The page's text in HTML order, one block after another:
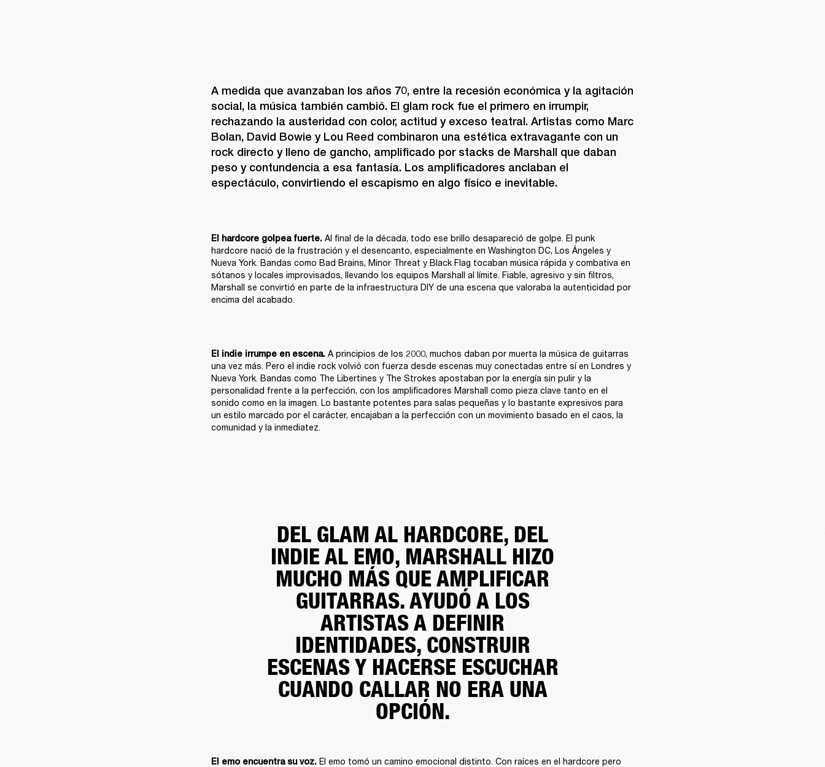
A medida que avanzaban los años 70, entre la recesión económica y la agitación
social, la música también cambió. El glam rock fue el primero en irrumpir,
rechazando la austeridad con color, actitud y exceso teatral. Artistas como Marc
Bolan, David Bowie y Lou Reed combinaron una estética extravagante con un
rock directo y lleno de gancho, amplificado por stacks de Marshall que daban
peso y contundencia a esa fantasía. Los amplificadores anclaban el
espectáculo, convirtiendo el escapismo en algo físico e inevitable.
El hardcore golpea fuerte. Al final de la década, todo ese brillo desapareció de golpe. El punk
hardcore nació de la frustración y el desencanto, especialmente en Washington DC, Los Ángeles y
Nueva York. Bandas como Bad Brains, Minor Threat y Black Flag tocaban música rápida y combativa en
sótanos y locales improvisados, llevando los equipos Marshall al límite. Fiable, agresivo y sin filtros,
Marshall se convirtió en parte de la infraestructura DIY de una escena que valoraba la autenticidad por
encima del acabado.
El indie irrumpe en escena. A principios de los 2000, muchos daban por muerta la música de guitarras
una vez más. Pero el indie rock volvió con fuerza desde escenas muy conectadas entre sí en Londres y
Nueva York. Bandas como The Libertines y The Strokes apostaban por la energía sin pulir y la
personalidad frente a la perfección, con los amplificadores Marshall como pieza clave tanto en el
sonido como en la imagen. Lo bastante potentes para salas pequeñas y lo bastante expresivos para
un estilo marcado por el carácter, encajaban a la perfección con un movimiento basado en el caos, la
comunidad y la inmediatez.
DEL GLAM AL HARDCORE, DEL
INDIE AL EMO, MARSHALL HIZO
MUCHO MÁS QUE AMPLIFICAR
GUITARRAS. AYUDÓ A LOS
ARTISTAS A DEFINIR
IDENTIDADES, CONSTRUIR
ESCENAS Y HACERSE ESCUCHAR
CUANDO CALLAR NO ERA UNA
OPCIÓN.
El emo encuentra su voz. El emo tomó un camino emocional distinto. Con raíces en el hardcore pero